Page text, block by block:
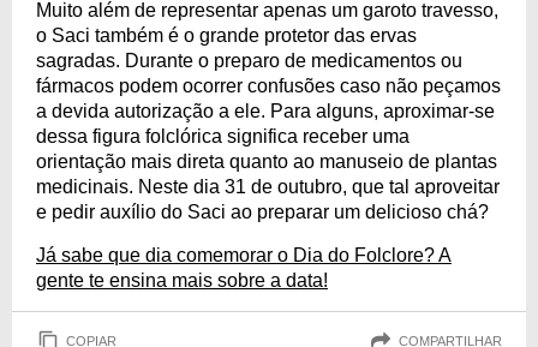
Muito além de representar apenas um garoto travesso,
o Saci também é o grande protetor das ervas
sagradas. Durante o preparo de medicamentos ou
fármacos podem ocorrer confusões caso não peçamos
a devida autorização a ele. Para alguns, aproximar-se
dessa figura folclórica significa receber uma
orientação mais direta quanto ao manuseio de plantas
medicinais. Neste dia 31 de outubro, que tal aproveitar
e pedir auxílio do Saci ao preparar um delicioso chá?
Já sabe que dia comemorar o Dia do Folclore? A
gente te ensina mais sobre a data!
COPIAR COMPARTILHAR